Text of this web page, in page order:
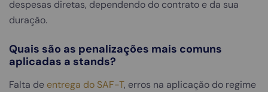
despesas diretas, dependendo do contrato e da sua
duração.
Quais são as penalizações mais comuns
aplicadas a stands?
Falta de entrega do SAF-T, erros na aplicação do regime